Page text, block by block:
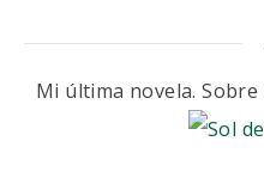
Mi última novela.